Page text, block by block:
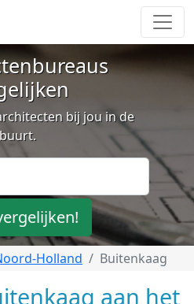
bij jou in de
buurt.
Holland Buitenkaag
aan het